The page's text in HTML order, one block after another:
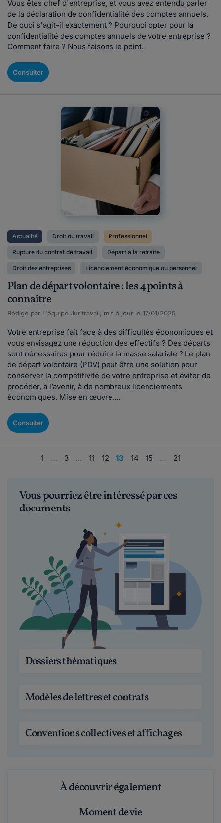
Vous êtes chef d'entreprise, et vous avez entendu parler
de la déclaration de confidentialité des comptes annuels.
De quoi s'agit-il exactement ? Pourquoi opter pour la
confidentialité des comptes annuels de votre entreprise ?
Comment faire ? Nous faisons le point.
Consulter
Actualité Droit du travail Professionnel
Rupture du contrat de travail Départ à la retraite
Droit des entreprises Licenciement économique ou personnel
Plan de départ volontaire : les 4 points à
connaître
Rédigé par L'équipe Juritravail, mis à jour le 17/01/2025
Votre entreprise fait face à des difficultés économiques et
vous envisagez une réduction des effectifs ? Des départs
sont nécessaires pour réduire la masse salariale ? Le plan
de départ volontaire (PDV) peut être une solution pour
conserver la compétitivité de votre entreprise et éviter de
procéder, à l’avenir, à de nombreux licenciements
économiques. Mise en œuvre,...
Consulter
1 … 3 … 11 12 13 14 15 … 21
Vous pourriez être intéressé par ces
documents
Dossiers thématiques
Modèles de lettres et contrats
Conventions collectives et affichages
À découvrir également
Moment de vie